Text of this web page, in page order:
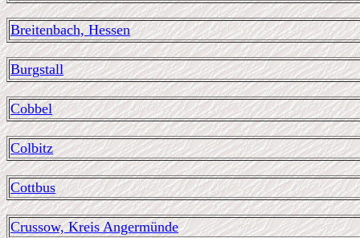
Breitenbach, Hessen
Burgstall
Cobbel
Colbitz
Cottbus
Crussow, Kreis Angermünde